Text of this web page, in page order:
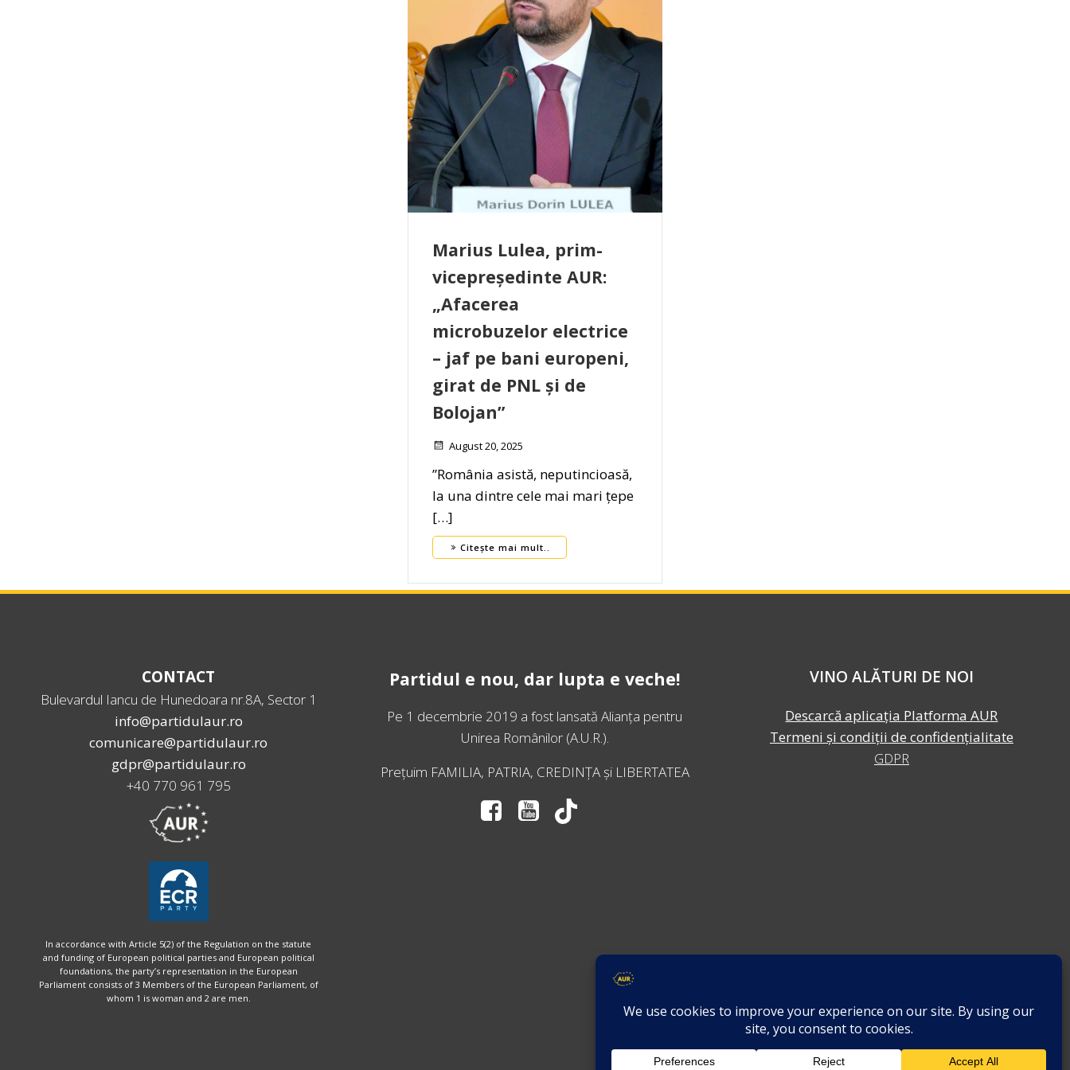
Marius Lulea, prim-
vicepreședinte AUR:
„Afacerea
microbuzelor electrice
– jaf pe bani europeni,
girat de PNL și de
Bolojan”
August 20, 2025
”România asistă, neputincioasă,
la una dintre cele mai mari țepe
[…]
Citește mai mult..
CONTACT
Bulevardul Iancu de Hunedoara nr.8A, Sector 1
info@partidulaur.ro
comunicare@partidulaur.ro
gdpr@partidulaur.ro
+40 770 961 795
In accordance with Article 5(2) of the Regulation on the statute
and funding of European political parties and European political
foundations, the party’s representation in the European
Parliament consists of 3 Members of the European Parliament, of
whom 1 is woman and 2 are men.
Partidul e nou, dar lupta e veche!
Pe 1 decembrie 2019 a fost lansatăAlianța pentru
Unirea Românilor(A.U.R.).
Prețuim FAMILIA, PATRIA, CREDINȚA și LIBERTATEA
VINO ALĂTURI DE NOI
Descarcă aplicația Platforma AUR
Termeni și condiții de confidențialitate
GDPR